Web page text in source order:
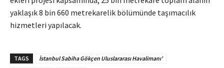
yaklaşık 8 bin 660 metrekarelik bölümünde taşımacılık
hizmetleri yapılacak.
TAGS
İstanbul Sabiha Gökçen Uluslararası Havalimanı'